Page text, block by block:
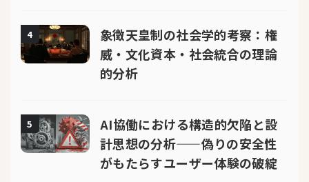
4
象徴天皇制の社会学的考察：権
威・文化資本・社会統合の理論
的分析
5
AI協働における構造的欠陥と設
計思想の分析——偽りの安全性
がもたらすユーザー体験の破綻